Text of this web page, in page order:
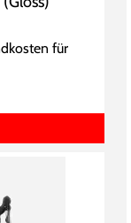
für